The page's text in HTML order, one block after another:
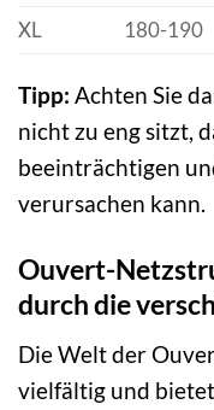
XL 180-190
Tipp: Achten Sie
nicht zu eng sitzt,
beeinträchtigen
verursachen kann.
Ouvert-
durch die
Die Welt der
vielfältig und